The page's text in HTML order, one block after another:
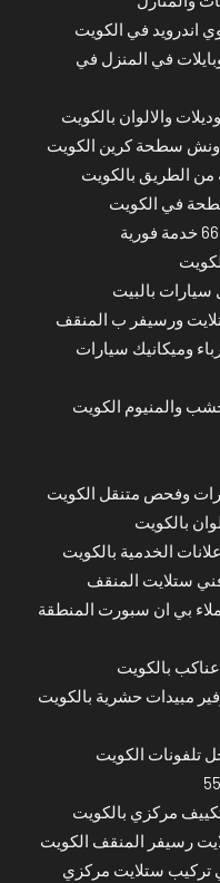
اندرويد في الكويت
في المنزل في
والالوان بالكويت
سطحة كرين الكويت
الطريق بالكويت
في الكويت
بالبيت
ورسيفر ب المنقف
وميكانيك سيارات
والمنيوم الكويت
وفحص متنقل الكويت
بالكويت
الخدمية بالكويت
بي ان سبورت المنطقة
بالكويت
مبيدات حشرية بالكويت
تلفونات الكويت
مركزي بالكويت
رسيفر المنقف الكويت
تركيب ستلايت مركزي